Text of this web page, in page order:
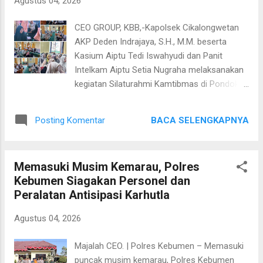
Bandung. Di wilayah Subsektor Parongpong,
melaksanakan komunikasi sosial (komsos)
dengan warga Desa Cihanjuang, Kecamatan
Parongpong. Dalam kegiatan tersebut,
masyarakat diajak meningkatkan kepedulian
terhadap lingkungan dengan membiasakan
sembarangan. Sementara itu, Subsektor
hewan ternak milik Bapak Tata ...
CEO GROUP, KBB,-Kapolsek Cikalongwetan
AKP Deden Indrajaya, S.H., M.M. beserta
Kasium Aiptu Tedi Iswahyudi dan Panit
Intelkam Aiptu Setia Nugraha melaksanakan
kegiatan Silaturahmi Kamtibmas di Pondok
Bandung Barat. Kedatangan rombongan
Suhaeli, dihadiri pula oleh para santri, warga
Desa Mandalasari, serta tokoh agama dan
tokoh masyarakat setempat. Dalam
menyampaikan pesan-pesan penting terkait
lain peran strategis Ibu dalam mendidik dan
Posting Komentar BACA SELENGKAPNYA
Memasuki Musim Kemarau, Polres
Kebumen Siagakan Personel dan
Peralatan Antisipasi Karhutla
Agustus 04, 2026
Majalah CEO. | Polres Kebumen – Memasuki
puncak musim kemarau, Polres Kebumen